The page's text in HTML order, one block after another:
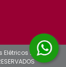
Elétricos 2026 -